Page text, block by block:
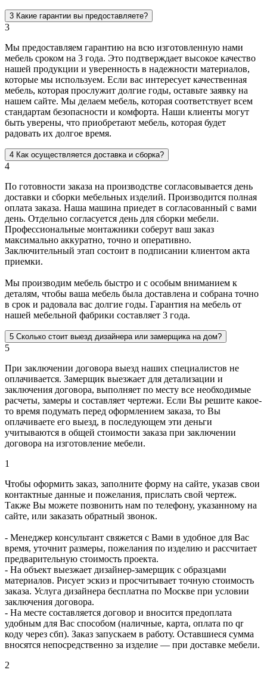
3 Какие гарантии вы предоставляете?
3
Мы предоставляем гарантию на всю изготовленную нами
мебель сроком на 3 года. Это подтверждает высокое качество
нашей продукции и уверенность в надежности материалов,
которые мы используем. Если вас интересует качественная
мебель, которая прослужит долгие годы, оставьте заявку на
нашем сайте. Мы делаем мебель, которая соответствует всем
стандартам безопасности и комфорта. Наши клиенты могут
быть уверены, что приобретают мебель, которая будет
радовать их долгое время.
4 Как осуществляется доставка и сборка?
4
По готовности заказа на производстве согласовывается день
доставки и сборки мебельных изделий. Производится полная
оплата заказа. Наша машина приедет в согласованный с вами
день. Отдельно согласуется день для сборки мебели.
Профессиональные монтажники соберут ваш заказ
максимально аккуратно, точно и оперативно.
Заключительный этап состоит в подписании клиентом акта
приемки.
Мы производим мебель быстро и с особым вниманием к
деталям, чтобы ваша мебель была доставлена и собрана точно
в срок и радовала вас долгие годы. Гарантия на мебель от
нашей мебельной фабрики составляет 3 года.
5 Сколько стоит выезд дизайнера или замерщика на дом?
5
При заключении договора выезд наших специалистов не
оплачивается. Замерщик выезжает для детализации и
заключения договора, выполняет по месту все необходимые
расчеты, замеры и составляет чертежи. Если Вы решите какое-
то время подумать перед оформлением заказа, то Вы
оплачиваете его выезд, в последующем эти деньги
учитываются в общей стоимости заказа при заключении
договора на изготовление мебели.
1
Чтобы оформить заказ, заполните форму на сайте, указав свои
контактные данные и пожелания, прислать свой чертеж.
Также Вы можете позвонить нам по телефону, указанному на
сайте, или заказать обратный звонок.
- Менеджер консультант свяжется с Вами в удобное для Вас
время, уточнит размеры, пожелания по изделию и рассчитает
предварительную стоимость проекта.
- На объект выезжает дизайнер-замерщик с образцами
материалов. Рисует эскиз и просчитывает точную стоимость
заказа. Услуга дизайнера бесплатна по Москве при условии
заключения договора.
- На месте составляется договор и вносится предоплата
удобным для Вас способом (наличные, карта, оплата по qr
коду через сбп). Заказ запускаем в работу. Оставшиеся сумма
вносятся непосредственно за изделие — при доставке мебели.
2